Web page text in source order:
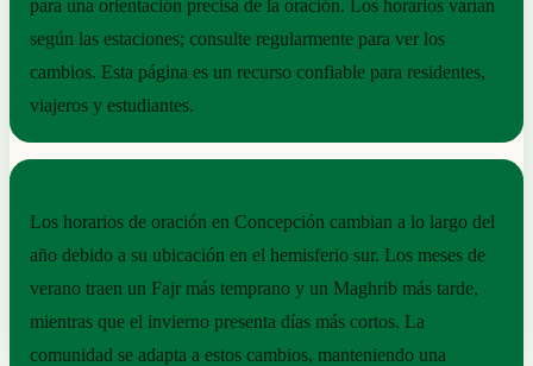
para una orientación precisa de la oración. Los horarios varían
según las estaciones; consulte regularmente para ver los
cambios. Esta página es un recurso confiable para residentes,
viajeros y estudiantes.
Los horarios de oración en Concepción cambian a lo largo del
año debido a su ubicación en el hemisferio sur. Los meses de
verano traen un Fajr más temprano y un Maghrib más tarde,
mientras que el invierno presenta días más cortos. La
comunidad se adapta a estos cambios, manteniendo una